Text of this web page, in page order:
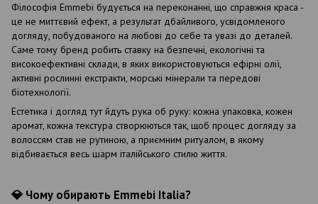
Філософія Emmebi будується на переконанні, що справжня краса -
це не миттєвий ефект, а результат дбайливого, усвідомленого
догляду, побудованого на любові до себе та увазі до деталей.
Саме тому бренд робить ставку на безпечні, екологічні та
високоефективні склади, в яких використовуються ефірні олії,
активні рослинні екстракти, морські мінерали та передові
біотехнології.
Естетика і догляд тут йдуть рука об руку: кожна упаковка, кожен
аромат, кожна текстура створюються так, щоб процес догляду за
волоссям став не рутиною, а приємним ритуалом, в якому
відбивається весь шарм італійського стилю життя.
💎 Чому обирають Emmebi Italia?